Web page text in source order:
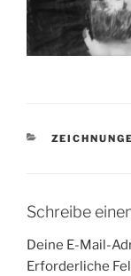
Schreibe
Deine E-Mail-
Erforderliche